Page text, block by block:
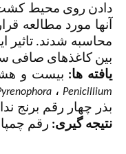
دادن روی محیط کشت
آنها مورد مطالعه
محاسبه شدند. تاثیر
بین کاغذهای
یافته­ ها: بیست و هشت
Penicillium،
بذر چهار رقم برنج
نتیجه­ گیری: رقم